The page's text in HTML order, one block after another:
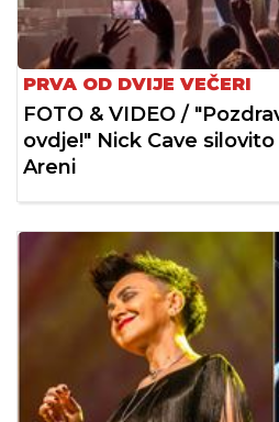
PRVA OD DVIJE VEČERI
FOTO & VIDEO /
ovdje!" Nick Cave
Areni